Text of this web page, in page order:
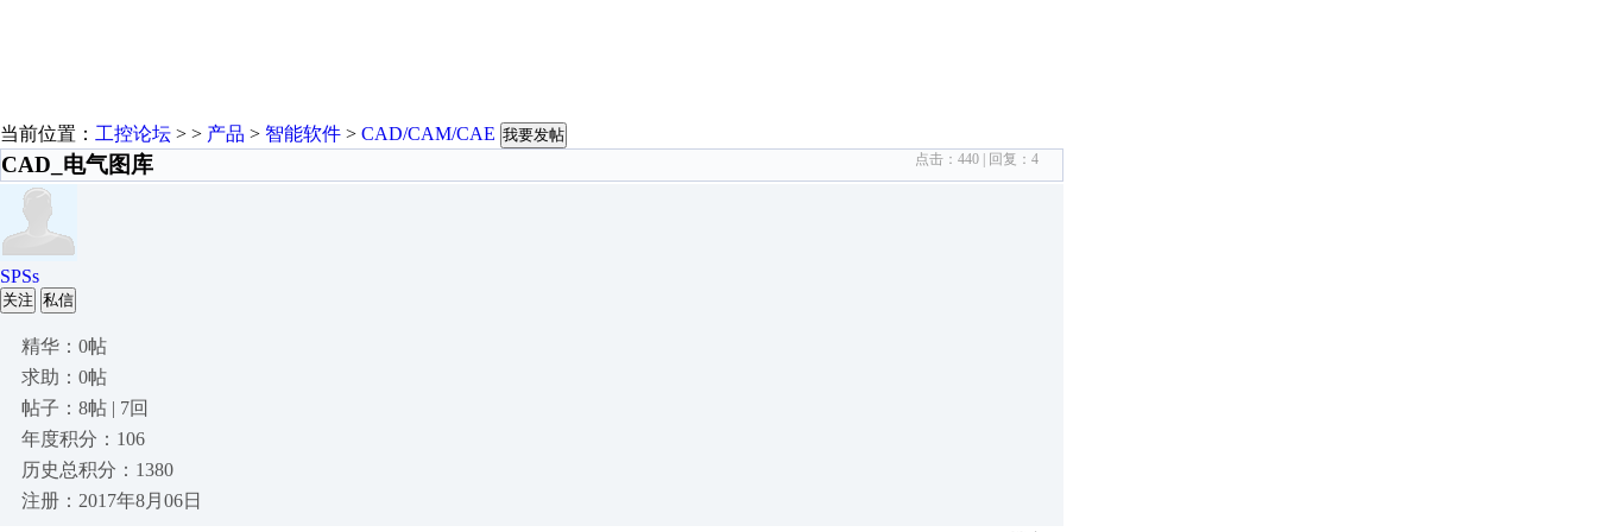
当前位置： 工控论坛 > > 产品 > 智能软件 > CAD/CAM/CAE 我要发帖
CAD_电气图库 点击： 440 | 回复： 4
SPSs
关注 私信
精华：0帖
求助：0帖
帖子：8帖 | 7回
年度积分：106
历史总积分：1380
注册：2017年8月06日